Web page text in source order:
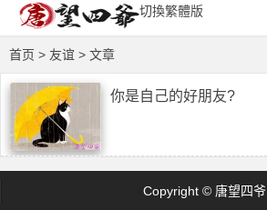
切換繁體版
首页 > 友谊 > 文章
你是自己的好朋友?
Copyright © 唐望四爷